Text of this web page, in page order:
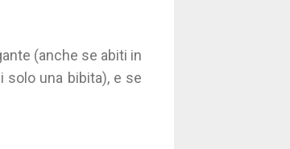
(anche se abiti in
solo una bibita), e se